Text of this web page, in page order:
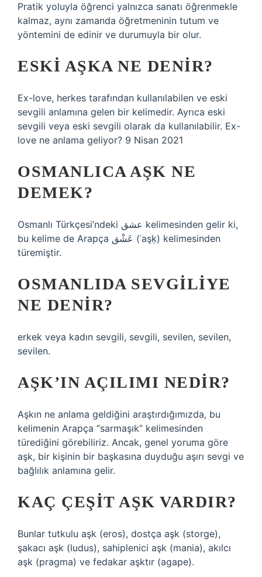
Pratik yoluyla öğrenci yalnızca sanatı öğrenmekle
kalmaz, aynı zamanda öğretmeninin tutum ve
yöntemini de edinir ve durumuyla bir olur.
ESKI AŞKA NE DENIR?
Ex-love, herkes tarafından kullanılabilen ve eski
sevgili anlamına gelen bir kelimedir. Ayrıca eski
sevgili veya eski sevgili olarak da kullanılabilir. Ex-
love ne anlama geliyor? 9 Nisan 2021
OSMANLICA AŞK NE
DEMEK?
Osmanlı Türkçesi’ndeki عشق‎ kelimesinden gelir ki,
bu kelime de Arapça عَشْق‎ (ʿaşḳ) kelimesinden
türemiştir.
OSMANLIDA SEVGILIYE
NE DENIR?
erkek veya kadın sevgili, sevgili, sevilen, sevilen,
sevilen.
AŞK’IN AÇILIMI NEDIR?
Aşkın ne anlama geldiğini araştırdığımızda, bu
kelimenin Arapça “sarmaşık” kelimesinden
türediğini görebiliriz. Ancak, genel yoruma göre
aşk, bir kişinin bir başkasına duyduğu aşırı sevgi ve
bağlılık anlamına gelir.
KAÇ ÇEŞIT AŞK VARDIR?
Bunlar tutkulu aşk (eros), dostça aşk (storge),
şakacı aşk (ludus), sahiplenici aşk (mania), akılcı
aşk (pragma) ve fedakar aşktır (agape).